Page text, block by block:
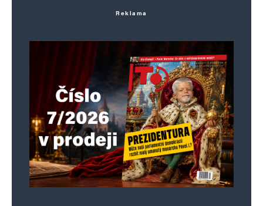
Webová stránka
Uložit do prohlížeče jméno, e-mail a webovou stránku pro budoucí
komentáře.
Informujte mě o nových komentářích e-mailem.
Informujte mě o nových příspěvcích e-mailem.
Reklama